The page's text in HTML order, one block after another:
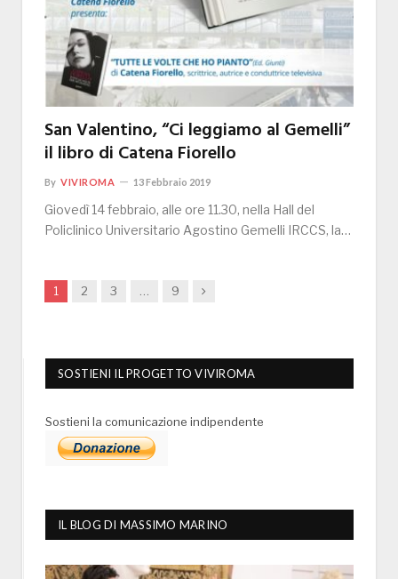
San Valentino, “Ci leggiamo al Gemelli”
il libro di Catena Fiorello
By VIVIROMA 13 Febbraio 2019
Giovedì 14 febbraio, alle ore 11.30, nella Hall del
Policlinico Universitario Agostino Gemelli IRCCS, la…
1 2 3 … 9 Next
SOSTIENI IL PROGETTO VIVIROMA
Sostieni la comunicazione indipendente
IL BLOG DI MASSIMO MARINO